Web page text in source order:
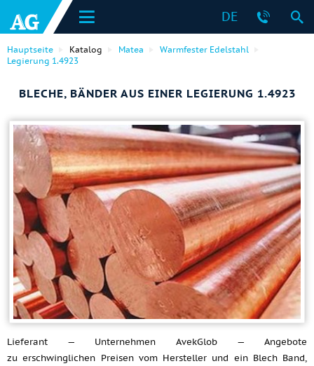
DE
Hauptseite Katalog Matea
Warmfester Edelstahl
Legierung 1.4923
BLECHE, BÄNDER AUS EINER LEGIERUNG 1.4923
Lieferant — Unternehmen AvekGlob — Angebote
zu erschwinglichen Preisen vom Hersteller und ein Blech Band,